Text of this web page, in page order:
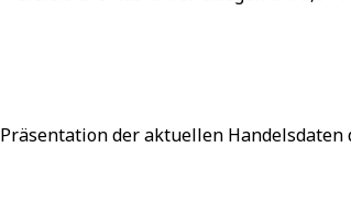
der aktuellen